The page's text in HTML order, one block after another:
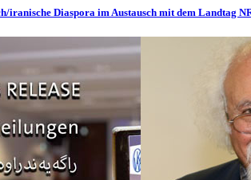
iranische Diaspora im Austausch mit dem Landtag